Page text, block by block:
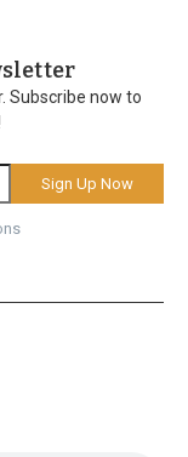
Subscribe now to